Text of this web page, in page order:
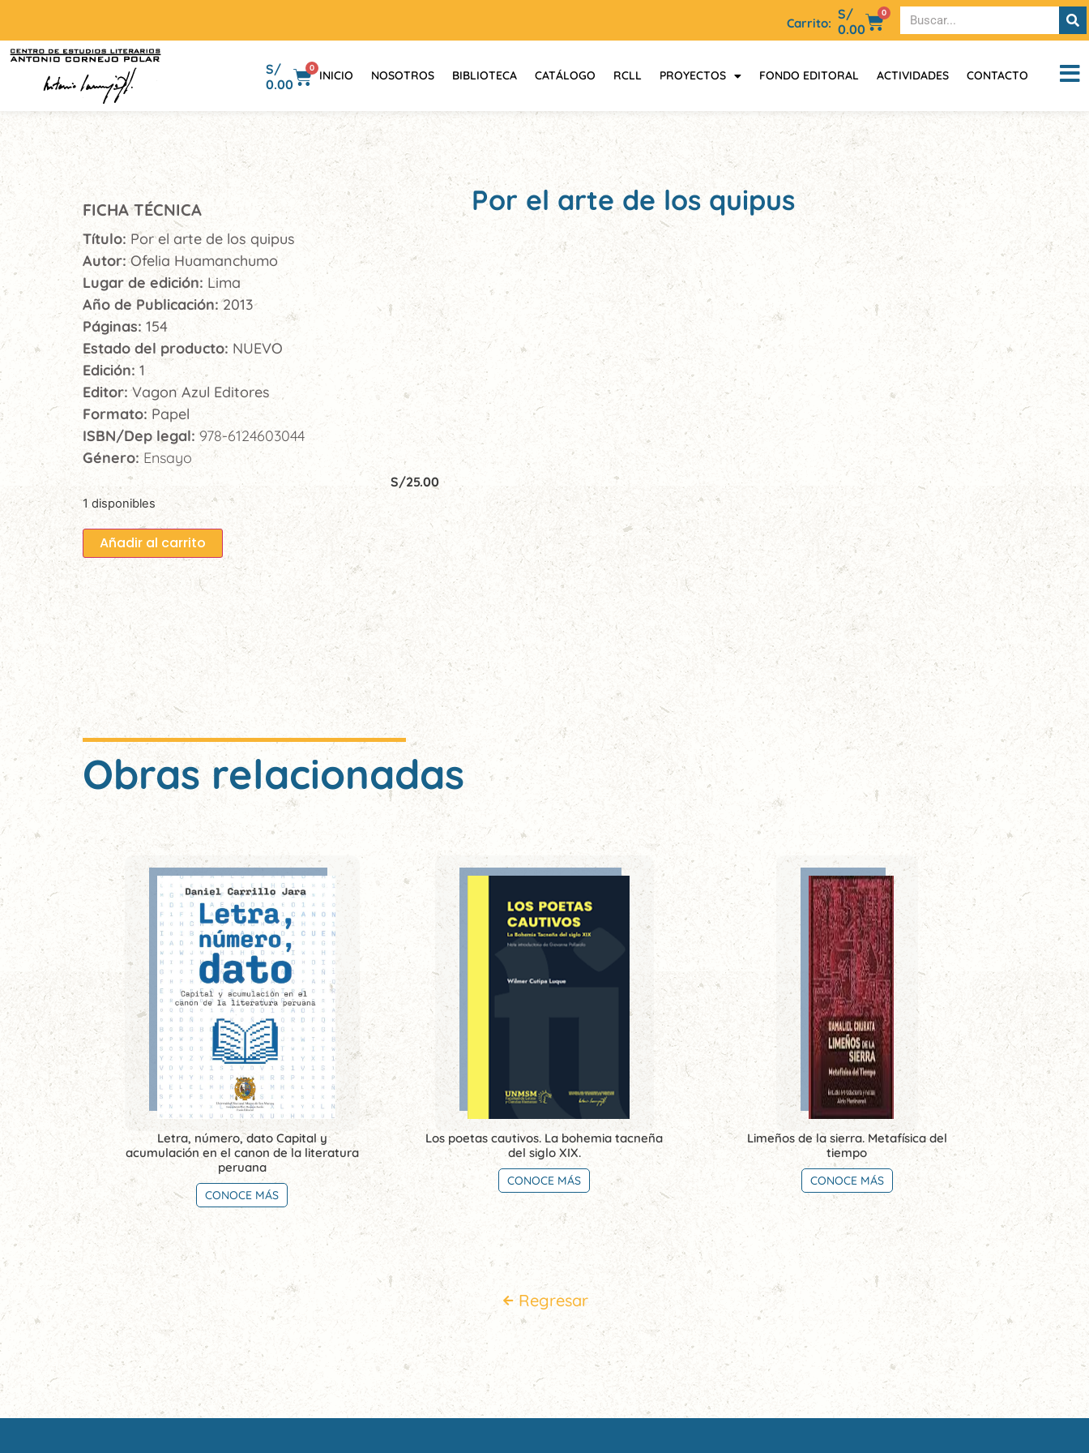
Carrito:
S/
0.00
0
S/
0.00
0
INICIO NOSOTROS BIBLIOTECA CATÁLOGO RCLL PROYECTOS FONDO EDITORAL ACTIVIDADES CONTACTO
FICHA TÉCNICA
Título: Por el arte de los quipus
Autor:Ofelia Huamanchumo
Lugar de edición: Lima
Año de Publicación:2013
Páginas: 154
Estado del producto: NUEVO
Edición: 1
Editor:Vagon Azul Editores
Formato: Papel
ISBN/Dep legal:978-6124603044
Género: Ensayo
S/25.00
1 disponibles
Añadir al carrito
Por el arte de los quipus
Obras relacionadas
Letra, número, dato Capital y
acumulación en el canon de la literatura
peruana
CONOCE MÁS
Los poetas cautivos. La bohemia tacneña
del siglo XIX.
CONOCE MÁS
Limeños de la sierra. Metafísica del
tiempo
CONOCE MÁS
Regresar